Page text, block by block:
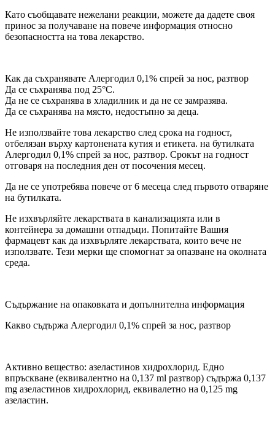
Като съобщавате нежелани реакции, можете да дадете своя
принос за получаване на повече информация относно
безопасността на това лекарство.
Как да съхранявате Алергодил 0,1% спрей за нос, разтвор
Да се съхранява под 25°С.
Да не се съхранява в хладилник и да не се замразява.
Да се съхранява на място, недостъпно за деца.
Не използвайте това лекарство след срока на годност,
отбелязан върху картонената кутия и етикета. на бутилката
Алергодил 0,1% спрей за нос, разтвор. Срокът на годност
отговаря на последния ден от посочения месец.
Да не се употребява повече от 6 месеца след първото отваряне
на бутилката.
Не изхвърляйте лекарствата в канализацията или в
контейнера за домашни отпадъци. Попитайте Вашия
фармацевт как да изхвърляте лекарствата, които вече не
използвате. Тези мерки ще спомогнат за опазване на околната
среда.
Съдържание на опаковката и допълнителна информация
Какво съдържа Алергодил 0,1% спрей за нос, разтвор
Активно вещество: азеластинов хидрохлорид. Едно
впръскване (еквивалентно на 0,137 ml разтвор) съдържа 0,137
mg азеластинов хидрохлорид, еквивалетно на 0,125 mg
азеластин.